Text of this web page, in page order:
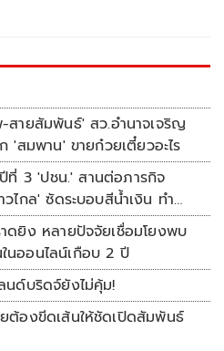
-สายสัมพันธ์' สว.อำนาจเจริญ
สมพาน' ขายก๋วยเตี๋ยวอะไร
ที่ 3 'ปชน.' สานต่อภารกิจ
ไกล' ซัดระบอบสีน้ำเงิน ทำ
รรมสั่นคลอน
ดยิง หลายปัจจัยเชื่อมโยงพบ
นออนไลน์เกือบ 2 ปี
ด์บริดจ์ยังไม่คุ้ม!
ยต้องขีดเส้นให้ชัดเปิดสัมพันธ์